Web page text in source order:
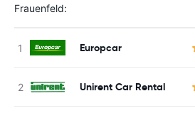
Frauenfeld:
Europcar
Unirent Car Rental